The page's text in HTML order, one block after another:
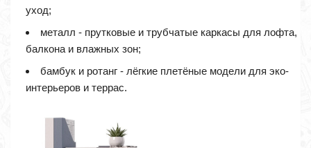
уход;
металл - прутковые и трубчатые каркасы для лофта,
балкона и влажных зон;
бамбук и ротанг - лёгкие плетёные модели для эко-
интерьеров и террас.